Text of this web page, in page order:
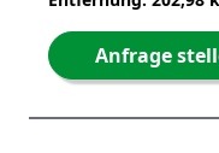
Anfrage